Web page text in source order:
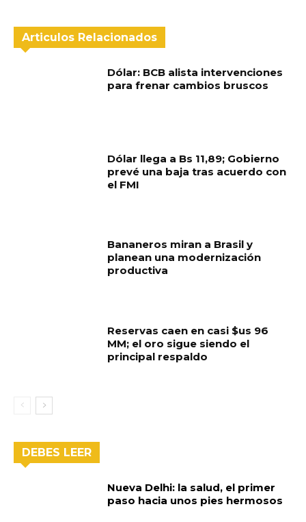
Articulos Relacionados
Dólar: BCB alista intervenciones
para frenar cambios bruscos
Dólar llega a Bs 11,89; Gobierno
prevé una baja tras acuerdo con
el FMI
Bananeros miran a Brasil y
planean una modernización
productiva
Reservas caen en casi $us 96
MM; el oro sigue siendo el
principal respaldo
DEBES LEER
Nueva Delhi: la salud, el primer
paso hacia unos pies hermosos